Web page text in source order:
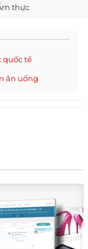
thực
quốc tế
ăn uống